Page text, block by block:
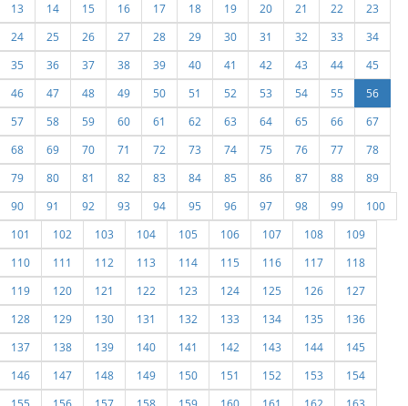
13
14 15 16 17 18 19 20 21 22
23
24
25 26 27 28 29 30 31 32 33
34
35
36 37 38 39 40 41 42 43 44
45
46
47 48 49 50 51 52 53 54 55
56
57
58 59 60 61 62 63 64 65 66
67
68
69 70 71 72 73 74 75 76 77
78
79
80 81 82 83 84 85 86 87 88
89
90
91 92 93 94 95 96 97 98 99
100
101
102 103 104 105 106 107 108
109
110
111 112 113 114 115 116 117
118
119
120 121 122 123 124 125 126
127
128
129 130 131 132 133 134 135
136
137
138 139 140 141 142 143 144
145
146
147 148 149 150 151 152 153
154